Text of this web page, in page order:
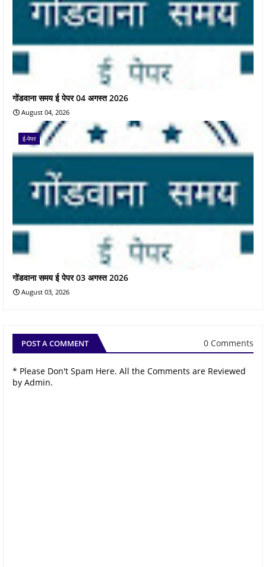
गोंडवाना समय ई पेपर 04 अगस्त 2026
August 04, 2026
ई-पेपर
गोंडवाना समय ई पेपर 03 अगस्त 2026
August 03, 2026
POST A COMMENT 0 Comments
* Please Don't Spam Here. All the Comments are Reviewed
by Admin.